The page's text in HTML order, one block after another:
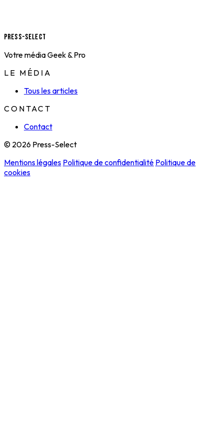
Press-Select
Votre média Geek & Pro
LE MÉDIA
Tous les articles
CONTACT
Contact
© 2026 Press-Select
Mentions légales Politique de confidentialité Politique de
cookies